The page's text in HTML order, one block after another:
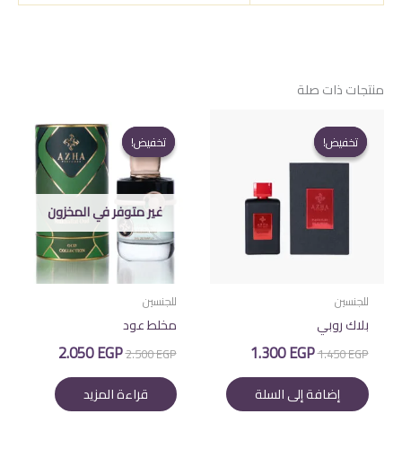
منتجات ذات صلة
تخفيض!
تخفيض!
للجنسين
بلاك روبي
1.450EGP السعر
الأصلي
هو:
1.450 EGP.
1.300EGP
هو:
1.300 EGP. إضافة إلى السلة
تخفيض!
غير متوفر في المخزون
تخفيض!
للجنسين
مخلط عود
2.500EGP السعر
الأصلي
هو:
2.500 EGP.
2.050EGP
هو:
2.050 EGP. قراءة المزيد